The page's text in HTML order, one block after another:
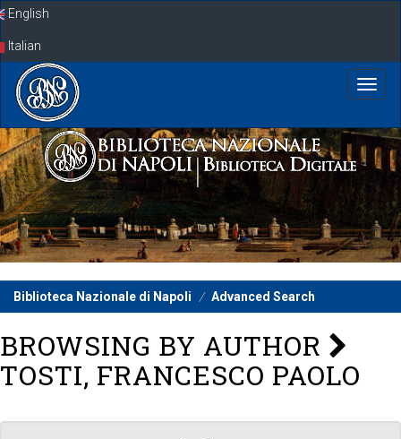
SkipEnglish
Italian
Biblioteca Nazionale di Napoli Advanced Search
BROWSING BY AUTHOR
TOSTI, FRANCESCO PAOLO